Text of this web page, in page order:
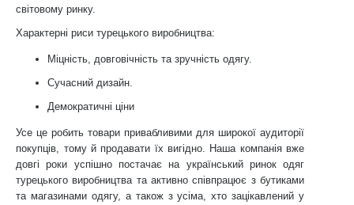
світовому ринку.
Характерні риси турецького виробництва:
Міцність, довговічність та зручність одягу.
Сучасний дизайн.
Демократичні ціни
Усе це робить товари привабливими для широкої аудиторії
покупців, тому й продавати їх вигідно. Наша компанія вже
довгі роки успішно постачає на український ринок одяг
турецького виробництва та активно співпрацює з бутиками
та магазинами одягу, а також з усіма, хто зацікавлений у